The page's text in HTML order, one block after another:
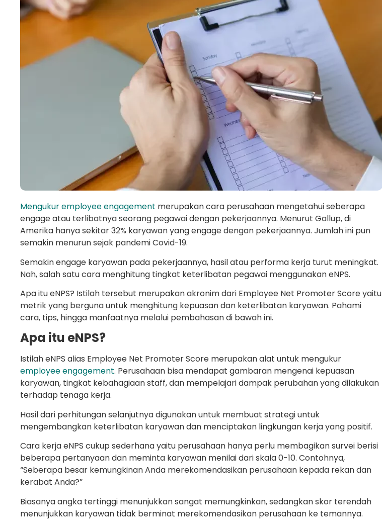
Mengukur employee engagement merupakan cara perusahaan mengetahui seberapa
engage atau terlibatnya seorang pegawai dengan pekerjaannya. Menurut Gallup, di
Amerika hanya sekitar 32% karyawan yang engage dengan pekerjaannya. Jumlah ini pun
semakin menurun sejak pandemi Covid-19.
Semakin engage karyawan pada pekerjaannya, hasil atau performa kerja turut meningkat.
Nah, salah satu cara menghitung tingkat keterlibatan pegawai menggunakan eNPS.
Apa itu eNPS? Istilah tersebut merupakan akronim dari Employee Net Promoter Score yaitu
metrik yang berguna untuk menghitung kepuasan dan keterlibatan karyawan. Pahami
cara, tips, hingga manfaatnya melalui pembahasan di bawah ini.
Apa itu eNPS?
Istilah eNPS alias Employee Net Promoter Score merupakan alat untuk mengukur
employee engagement. Perusahaan bisa mendapat gambaran mengenai kepuasan
karyawan, tingkat kebahagiaan staff, dan mempelajari dampak perubahan yang dilakukan
terhadap tenaga kerja.
Hasil dari perhitungan selanjutnya digunakan untuk membuat strategi untuk
mengembangkan keterlibatan karyawan dan menciptakan lingkungan kerja yang positif.
Cara kerja eNPS cukup sederhana yaitu perusahaan hanya perlu membagikan survei berisi
beberapa pertanyaan dan meminta karyawan menilai dari skala 0-10. Contohnya,
“Seberapa besar kemungkinan Anda merekomendasikan perusahaan kepada rekan dan
kerabat Anda?”
Biasanya angka tertinggi menunjukkan sangat memungkinkan, sedangkan skor terendah
menunjukkan karyawan tidak berminat merekomendasikan perusahaan ke temannya.